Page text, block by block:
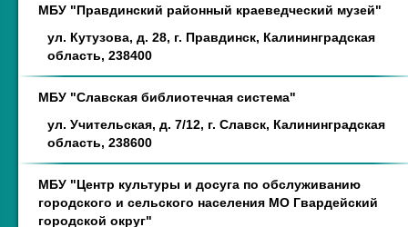
МБУ "Правдинский районный краеведческий музей"
ул. Кутузова, д. 28, г. Правдинск, Калининградская
область, 238400
МБУ "Славская библиотечная система"
ул. Учительская, д. 7/12, г. Славск, Калининградская
область, 238600
МБУ "Центр культуры и досуга по обслуживанию
городского и сельского населения МО Гвардейский
городской округ"